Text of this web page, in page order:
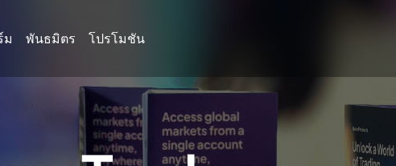
ม พันธมิตร โปรโมชัน